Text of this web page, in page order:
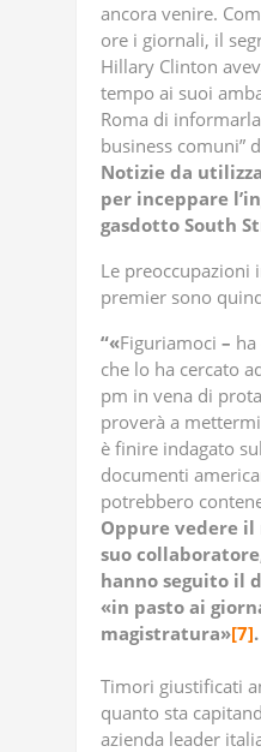
ancora venire.
ore i giornali, il
Hillary Clinton
tempo ai suoi
Roma di
business comuni”
Notizie da
per inceppare
gasdotto South
Le preoccupazioni
premier sono
“«Figuriamoci –
che lo ha cercato
pm in vena di
proverà a
è finire indagato
documenti
potrebbero
Oppure vedere
suo
hanno seguito il
«in pasto ai
magistratura»[7].
Timori giustificati
quanto sta
azienda leader